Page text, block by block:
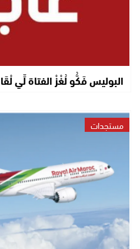
البوليس فَكُّو لُغْزْ الفتاة لِّي
مستجدات